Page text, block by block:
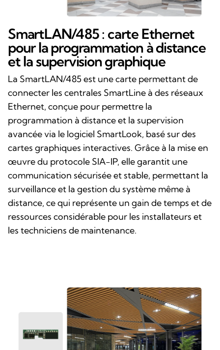
SmartLAN/485 : carte Ethernet
pour la programmation à distance
et la supervision graphique
La SmartLAN/485 est une carte permettant de
connecter les centrales SmartLine à des réseaux
Ethernet, conçue pour permettre la
programmation à distance et la supervision
avancée via le logiciel SmartLook, basé sur des
cartes graphiques interactives. Grâce à la mise en
œuvre du protocole SIA-IP, elle garantit une
communication sécurisée et stable, permettant la
surveillance et la gestion du système même à
distance, ce qui représente un gain de temps et de
ressources considérable pour les installateurs et
les techniciens de maintenance.